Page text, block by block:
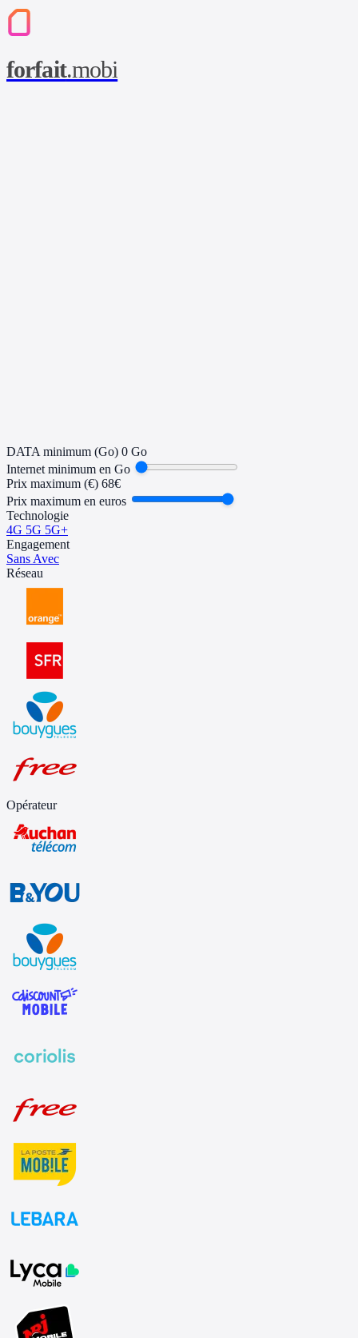
forfait.mobi
DATA minimum (Go) 0 Go
Internet minimum en Go
Prix maximum (€) 68€
Prix maximum en euros
Technologie
4G 5G 5G+
Engagement
Sans Avec
Réseau
Opérateur